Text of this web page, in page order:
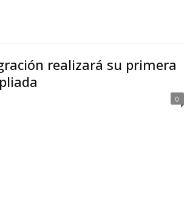
realizará su primera
0